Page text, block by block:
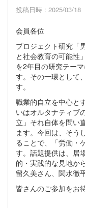
投稿日時 : 2025/03/18
会員各位
プロジェクト研究「
と社会教育の可能性
を2年目の研究テー
す。その一環として
す。
職業的自立を中心と
いはオルタナティブ
立」それ自体を問い
ます。今回は、そう
ることで、「労働・
す。話題提供は、居
的・実践的な見地か
留久美さん、関水徹
皆さんのご参加をお